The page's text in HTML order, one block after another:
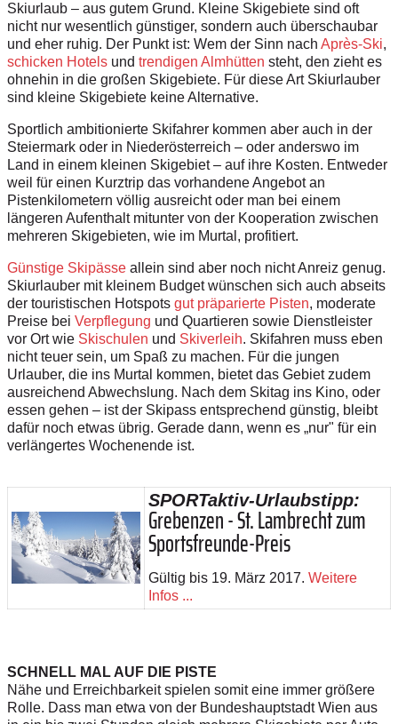
Skiurlaub – aus gutem Grund. Kleine Skigebiete sind oft
nicht nur wesentlich günstiger, sondern auch überschaubar
und eher ruhig. Der Punkt ist: Wem der Sinn nach Après-Ski,
schicken Hotels und trendigen Almhütten steht, den zieht es
ohnehin in die großen Skigebiete. Für diese Art Skiurlauber
sind kleine Skigebiete keine Alternative.
Sportlich ambitionierte Skifahrer kommen aber auch in der
Steiermark oder in Niederösterreich – oder anderswo im
Land in einem kleinen Skigebiet – auf ihre Kosten. Entweder
weil für einen Kurztrip das vorhandene Angebot an
Pistenkilometern völlig ausreicht oder man bei einem
längeren Aufenthalt mitunter von der Kooperation zwischen
mehreren Skigebieten, wie im Murtal, profitiert.
Günstige Skipässe allein sind aber noch nicht Anreiz genug.
Skiurlauber mit kleinem Budget wünschen sich auch abseits
der touristischen Hotspots gut präparierte Pisten, moderate
Preise bei Verpflegung und Quartieren sowie Dienstleister
vor Ort wie Skischulen und Skiverleih. Skifahren muss eben
nicht teuer sein, um Spaß zu machen. Für die jungen
Urlauber, die ins Murtal kommen, bietet das Gebiet zudem
ausreichend Abwechslung. Nach dem Skitag ins Kino, oder
essen gehen – ist der Skipass entsprechend günstig, bleibt
dafür noch etwas übrig. Gerade dann, wenn es „nur" für ein
verlängertes Wochenende ist.
SPORTaktiv-Urlaubstipp:
Grebenzen - St. Lambrecht zum
Sportsfreunde-Preis
Gültig bis 19. März 2017. Weitere
Infos ...
SCHNELL MAL AUF DIE PISTE
Nähe und Erreichbarkeit spielen somit eine immer größere
Rolle. Dass man etwa von der Bundeshauptstadt Wien aus